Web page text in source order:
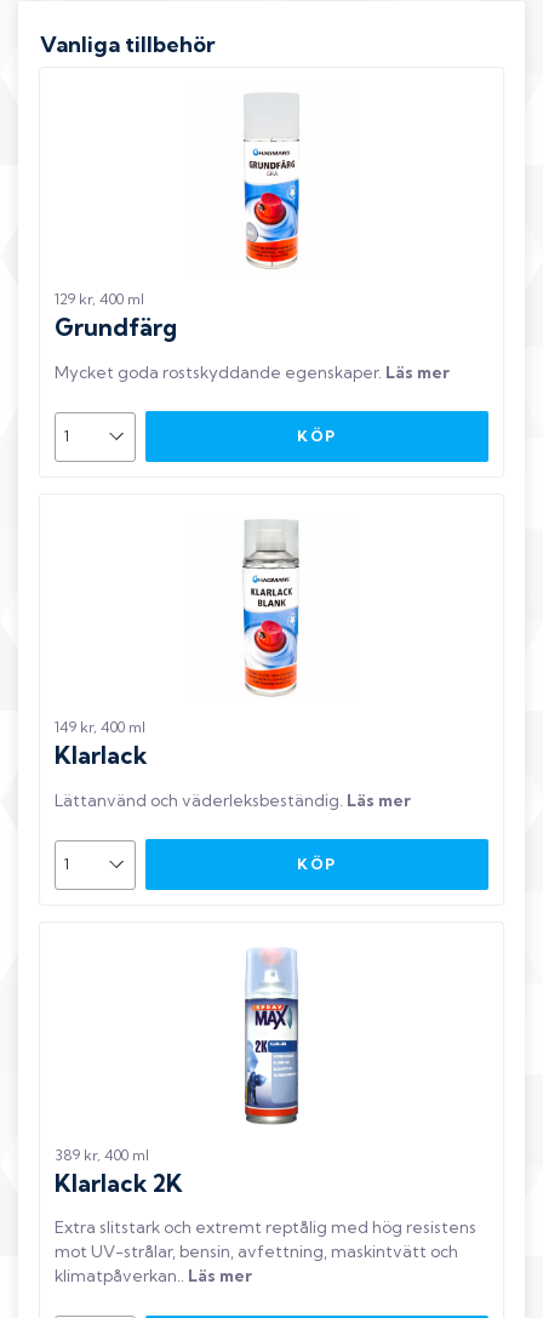
Vanliga tillbehör
129 kr, 400 ml
Grundfärg
Mycket goda rostskyddande egenskaper. Läs mer
KÖP
149 kr, 400 ml
Klarlack
Lättanvänd och väderleksbeständig Läs mer
KÖP
389 kr, 400 ml
Klarlack 2K
Extra slitstark och extremt reptålig med hög resistens
mot UV-strålar, bensin, avfettning, maskintvätt och
klimatpåverkan.. Läs mer